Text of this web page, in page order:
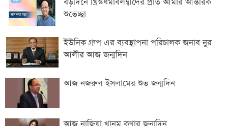
শুভেচ্ছা
ইউনিক গ্রুপ এর ব্যবস্থাপনা পরিচালক জনাব নুর
আলীর আজ জন্মদিন
আজ নজরুল ইসলামের শুভ জন্মদিন